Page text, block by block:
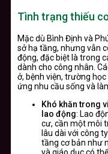
Tình trạng thiếu
Mặc dù Bình Định và
sở hạ tầng, nhưng vẫn
động, đặc biệt là trong
dành cho công nhân.
ở, bệnh viện, trường
ứng nhu cầu sống và
Khó khăn trong
lao động: Lao
cư, cần một môi
lâu dài với công
tầng cơ bản như